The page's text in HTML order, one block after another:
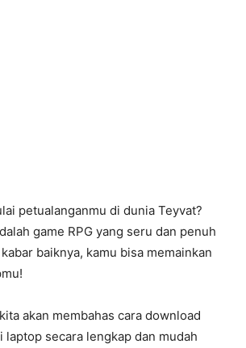
petualanganmu di dunia Teyvat?
game RPG yang seru dan penuh
baiknya, kamu bisa memainkan
akan membahas cara download
laptop secara lengkap dan mudah